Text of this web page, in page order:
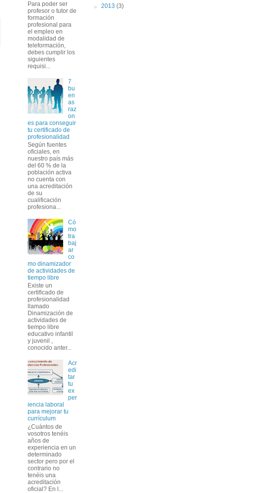
Para poder ser
profesor o tutor de
formación
profesional para
el empleo en
modalidad de
teleformación,
debes cumplir los
siguientes
requisi...
7
bu
en
as
raz
on
es para conseguir
tu certificado de
profesionalidad
Según fuentes
oficiales, en
nuestro país más
del 60 % de la
población activa
no cuenta con
una acreditación
de su
cualificación
profesiona...
Có
mo
tra
baj
ar
co
mo dinamizador
de actividades de
tiempo libre
Existe un
certificado de
profesionalidad
llamado
Dinamización de
actividades de
tiempo libre
educativo infantil
y juvenil ,
conocido anter...
Acr
edi
tar
tu
ex
per
iencia laboral
para mejorar tu
currículum
¿Cuántos de
vosotros tenéis
años de
experiencia en un
determinado
sector pero por el
contrario no
tenéis una
acreditación
oficial? En l...
► 2013 (3)